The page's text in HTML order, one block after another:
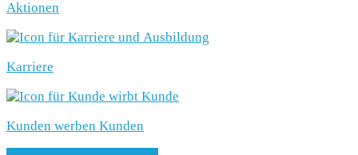
Aktionen
Karriere
Kunden werben Kunden